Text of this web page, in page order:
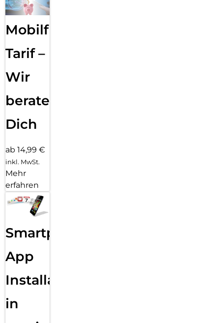
Mobilfunk
Tarif –
Wir
beraten
Dich
ab 14,99 €
inkl. MwSt.
Mehr
erfahren
Smartphone
App
Installation
in